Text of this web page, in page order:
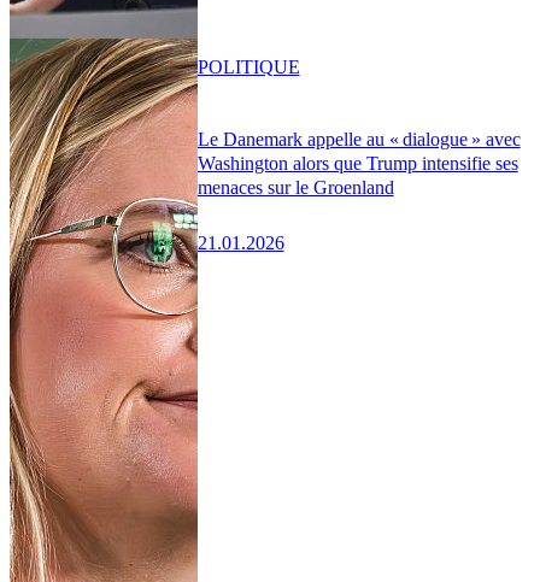
Le Danemark appelle au « dialogue » avec
Washington alors que Trump intensifie ses
menaces sur le Groenland
21.01.2026
POLITIQUE